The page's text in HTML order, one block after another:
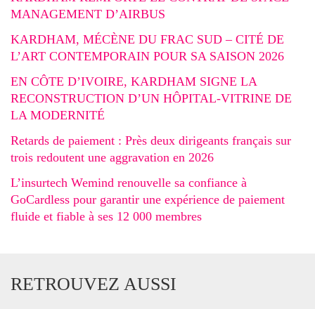
MANAGEMENT D’AIRBUS
KARDHAM, MÉCÈNE DU FRAC SUD – CITÉ DE
L’ART CONTEMPORAIN POUR SA SAISON 2026
EN CÔTE D’IVOIRE, KARDHAM SIGNE LA
RECONSTRUCTION D’UN HÔPITAL-VITRINE DE
LA MODERNITÉ
Retards de paiement : Près deux dirigeants français sur
trois redoutent une aggravation en 2026
L’insurtech Wemind renouvelle sa confiance à
GoCardless pour garantir une expérience de paiement
fluide et fiable à ses 12 000 membres
RETROUVEZ AUSSI